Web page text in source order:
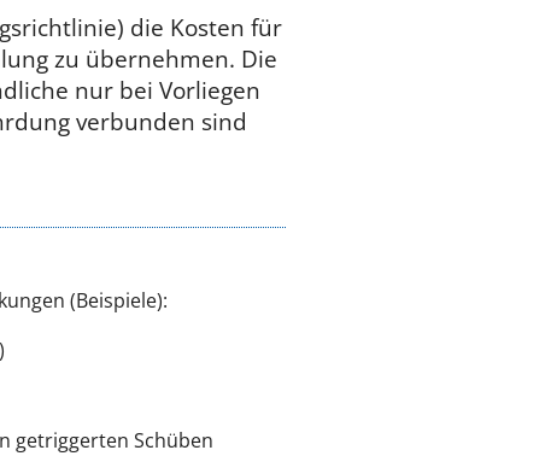
die Kosten für
zu übernehmen. Die
nur bei Vorliegen
verbunden sind
(Beispiele):
getriggerten Schüben